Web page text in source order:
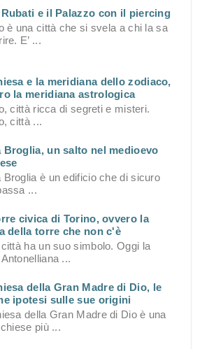
e il Palazzo con il piercing
è una città che si svela a chi la sa
E’ ...
e la meridiana dello zodiaco,
la meridiana astrologica
città ricca di segreti e misteri.
città ...
Broglia, un salto nel medioevo
Broglia è un edificio che di sicuro
...
civica di Torino, ovvero la
della torre che non c'è
ha un suo simbolo. Oggi la
...
della Gran Madre di Dio, le
ipotesi sulle sue origini
della Gran Madre di Dio è una
più ...